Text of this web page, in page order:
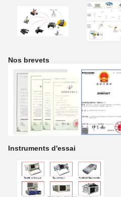
Nos brevets
Instruments d'essai